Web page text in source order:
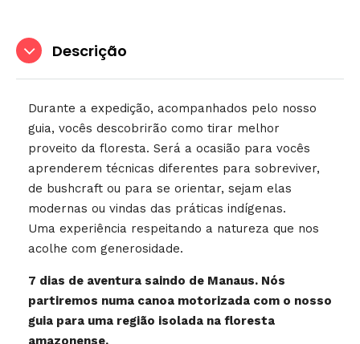
Descrição
Durante a expedição, acompanhados pelo nosso
guia, vocês descobrirão como tirar melhor
proveito da floresta. Será a ocasião para vocês
aprenderem técnicas diferentes para sobreviver,
de bushcraft ou para se orientar, sejam elas
modernas ou vindas das práticas indígenas.
Uma experiência respeitando a natureza que nos
acolhe com generosidade.
7 dias de aventura saindo de Manaus. Nós
partiremos numa canoa motorizada com o nosso
guia para uma região isolada na floresta
amazonense.